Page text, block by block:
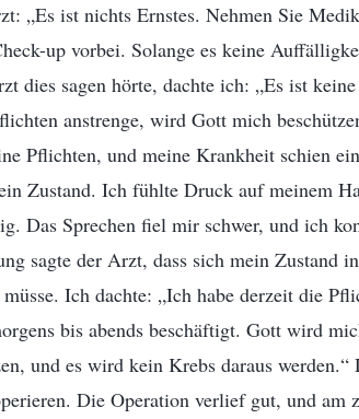
„Es ist nichts Ernstes. Nehmen Sie
up vorbei. Solange es keine
dies sagen hörte, dachte ich: „Es ist
anstrenge, wird Gott mich
Pflichten, und meine Krankheit schien
Zustand. Ich fühlte Druck auf meinem
Das Sprechen fiel mir schwer, und ich
sagte der Arzt, dass sich mein Zustand
Ich dachte: „Ich habe derzeit die
bis abends beschäftigt. Gott wird
und es wird kein Krebs daraus werden.“
Die Operation verlief gut, und am